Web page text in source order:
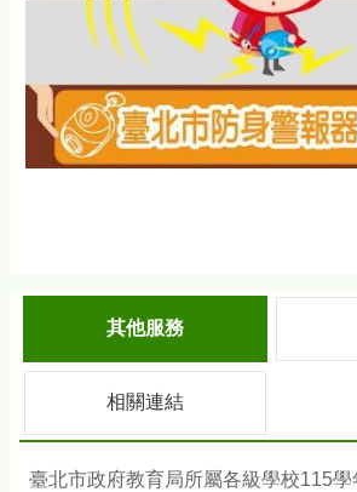
其他服務
相關連結